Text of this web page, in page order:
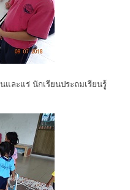
และแร่ นักเรียนประถมเรียนรูู้